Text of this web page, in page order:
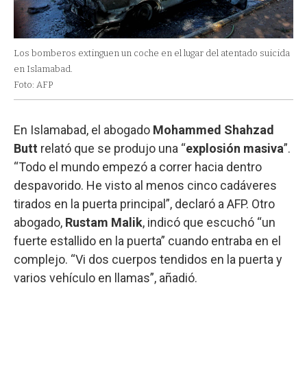
Los bomberos extinguen un coche en el lugar del atentado suicida
en Islamabad.
Foto: AFP
En Islamabad, el abogado Mohammed Shahzad
Butt relató que se produjo una “explosión masiva”.
“Todo el mundo empezó a correr hacia dentro
despavorido. He visto al menos cinco cadáveres
tirados en la puerta principal”, declaró a AFP. Otro
abogado, Rustam Malik, indicó que escuchó “un
fuerte estallido en la puerta” cuando entraba en el
complejo. “Vi dos cuerpos tendidos en la puerta y
varios vehículo en llamas”, añadió.